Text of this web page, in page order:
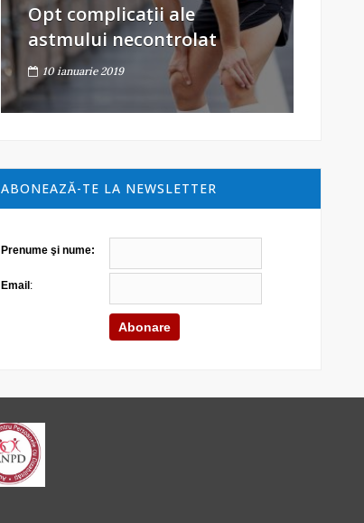
Opt complicații ale
astmului necontrolat
10 ianuarie 2019
ABONEAZĂ-TE LA NEWSLETTER
Prenume şi nume:
Email: